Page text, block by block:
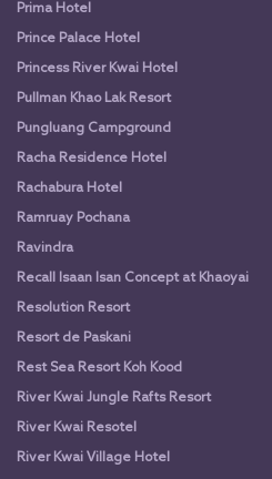
Prima Hotel
Prince Palace Hotel
Princess River Kwai Hotel
Pullman Khao Lak Resort
Pungluang Campground
Racha Residence Hotel
Rachabura Hotel
Ramruay Pochana
Ravindra
Recall Isaan Isan Concept at Khaoyai
Resolution Resort
Resort de Paskani
Rest Sea Resort Koh Kood
River Kwai Jungle Rafts Resort
River Kwai Resotel
River Kwai Village Hotel